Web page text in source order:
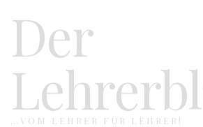
Der
…VOM LEHRER FÜR LEHRER!